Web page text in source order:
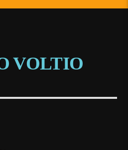
VOLTIO